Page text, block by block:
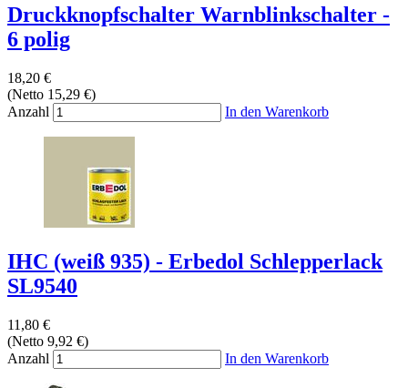
Druckknopfschalter Warnblinkschalter -
6 polig
18,20 €
(Netto 15,29 €)
Anzahl
In den Warenkorb
IHC (weiß 935) - Erbedol Schlepperlack
SL9540
11,80 €
(Netto 9,92 €)
Anzahl
In den Warenkorb